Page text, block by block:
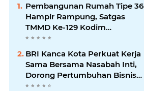
Pembangunan Rumah Tipe 36
Hampir Rampung, Satgas
TMMD Ke-129 Kodim
1807/Sorong Selatan Wujudkan
Hunian Layak bagi Warga
BRI Kanca Kota Perkuat Kerja
Sama Bersama Nasabah Inti,
Dorong Pertumbuhan Bisnis
Berkelanjutan